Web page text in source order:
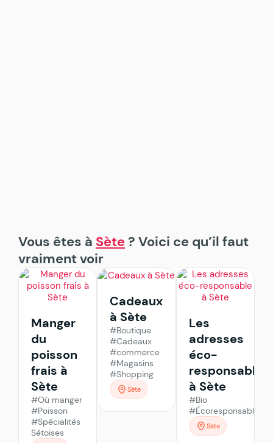
Vous êtes à Sète? Voici ce qu’il faut
vraiment voir
Manger
du
poisson
frais à
Sète
#Où manger
#Poisson
#Spécialités
Sétoises
Cadeaux
à Sète
#Boutique
#Cadeaux
#commerce
#Magasins
#Shopping
Sète
Les
adresses
éco-
responsable
à Sète
#Bio
#Écoresponsable
Sète